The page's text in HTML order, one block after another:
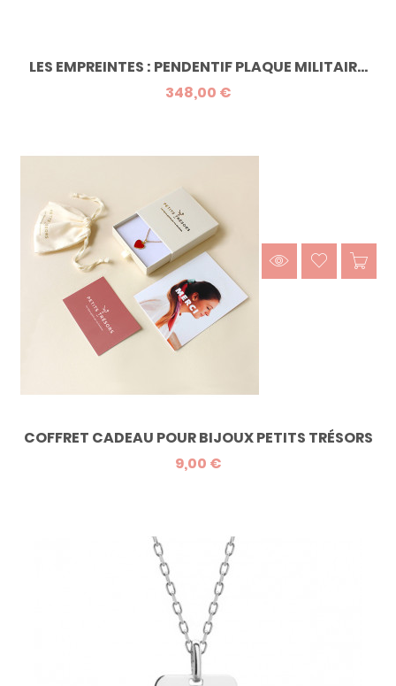
LES EMPREINTES : PENDENTIF PLAQUE MILITAIR...
348,00 €
COFFRET CADEAU POUR BIJOUX PETITS TRÉSORS
9,00 €